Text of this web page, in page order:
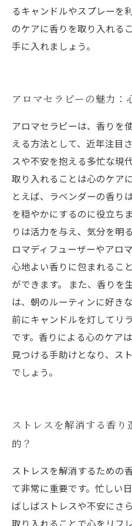
るキャンドルやスプレーを
のケアに香りを取り入れる
手に入れましょう。
アロマセラピーの魅力
アロマセラピーは、香りを
える方法として、近年注目
スや不安を抱える多忙な現
取り入れることは心のケア
とえば、ラベンダーの香り
を穏やかにするのに役立ち
りは活力を与え、気分を明
ロマディフューザーやアロ
心地よい香りに包まれるこ
ができます。 また、香りを
は、朝のルーティンに好き
前にキャンドルを灯してリ
です。香りによる心のケア
見つける手助けとなり、ス
でしょう。
ストレスを解消する香
的？
ストレスを解消するための
て非常に重要です。忙しい
ばしばストレスや不安にさ
取り入れることで心をリフ